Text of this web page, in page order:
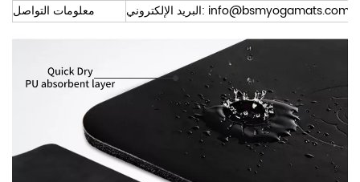
معلومات التواصل
البريد الإلكتروني: info@bsmyogamats.com